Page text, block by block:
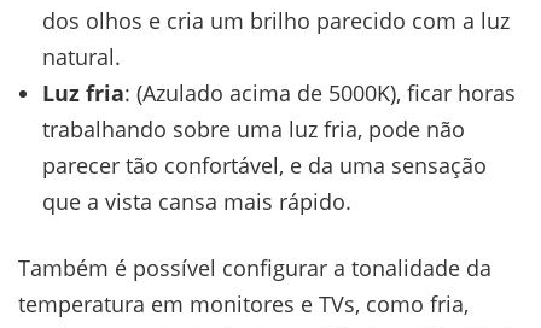
dos olhos e cria um brilho parecido com a luz
natural.
Luz fria: (Azulado acima de 5000K), ficar horas
trabalhando sobre uma luz fria, pode não
parecer tão confortável, e da uma sensação
que a vista cansa mais rápido.
Também é possível configurar a tonalidade da
temperatura em monitores e TVs, como fria,